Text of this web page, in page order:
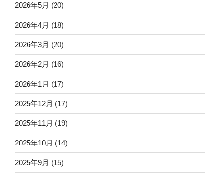
2026年5月 (20)
2026年4月 (18)
2026年3月 (20)
2026年2月 (16)
2026年1月 (17)
2025年12月 (17)
2025年11月 (19)
2025年10月 (14)
2025年9月 (15)